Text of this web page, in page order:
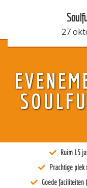
Kunst
Bewustzijn
Docenten
Ruim 15
Prachtige
Goede faciliteiten
27